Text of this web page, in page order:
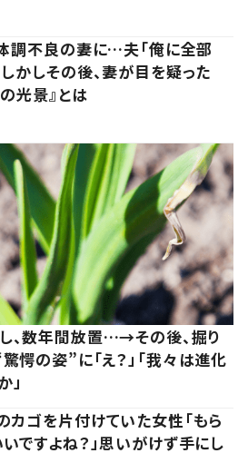
体調不良の妻に…夫「俺に全部
かしその後、妻が目を疑った
光景』とは
、数年間放置…→その後、掘り
愕の姿”に「え？」「我々は進化
」
カゴを片付けていた女性「もら
いですよね？」思いがけず手にし